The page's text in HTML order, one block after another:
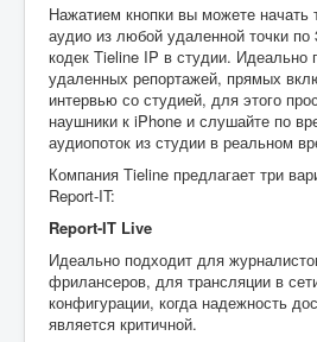
Нажатием кнопки вы можете начать
аудио из любой удаленной точки
кодек Tieline IP в студии. Идеально
удаленных репортажей, прямых
интервью со студией, для этого
наушники к iPhone и слушайте по
аудиопоток из студии в реальном
Компания Tieline предлагает три
Report-IT:
Report-IT Live
Идеально подходит для
фрилансеров, для трансляции в
конфигурации, когда надежность
является критичной.